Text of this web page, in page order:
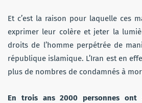
Et c’est la raison pour laquelle ces
exprimer leur colère et jeter la
droits de l’homme perpétrée de
république islamique. L’Iran est en
plus de nombres de condamnés à
En trois ans 2000 personnes ont